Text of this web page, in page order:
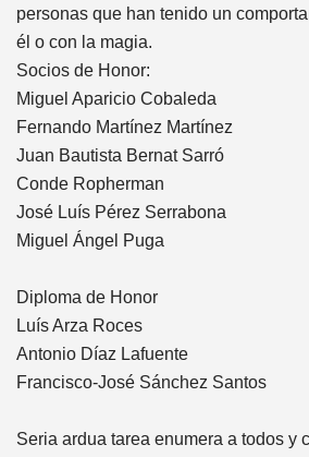
personas que han tenido un
él o con la magia.
Socios de Honor:
Miguel Aparicio Cobaleda
Fernando Martínez Martínez
Juan Bautista Bernat Sarró
Conde Ropherman
José Luís Pérez Serrabona
Miguel Ángel Puga
Diploma de Honor
Luís Arza Roces
Antonio Díaz Lafuente
Francisco-José Sánchez Santos
Seria ardua tarea enumera a todos y